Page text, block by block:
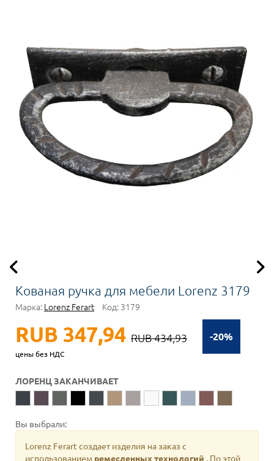
Кованая ручка для мебели Lorenz 3179
Марка: Lorenz Ferart Код: 3179
-20%
RUB 347,94 RUB 434,93
цены без НДС
ЛОРЕНЦ ЗАКАНЧИВАЕТ
Вы выбрали:
Lorenz Ferart создает изделия на заказ с
использованием ремесленных технологий . По этой